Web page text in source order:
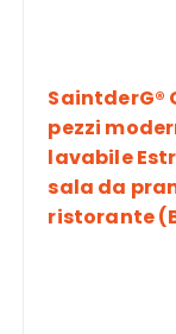
SaintderG®
pezzi
lavabile
sala da
ristorante